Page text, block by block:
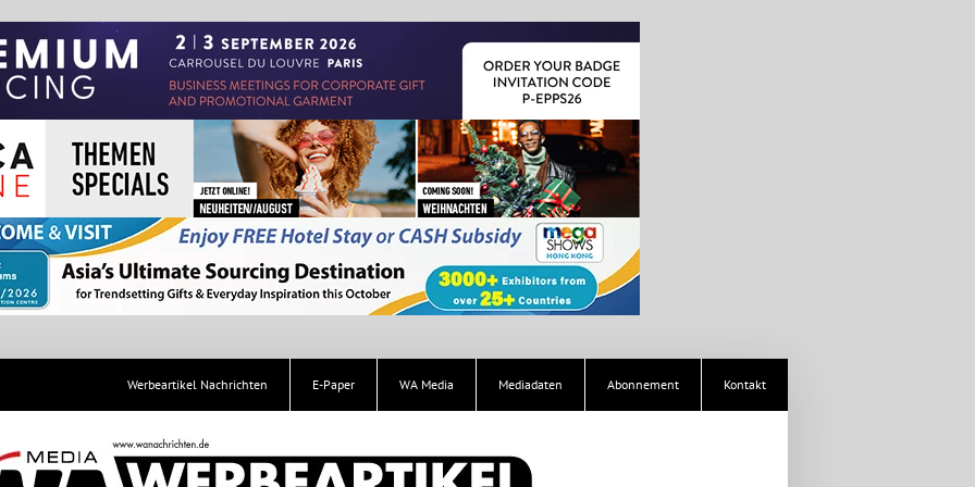
Werbeartikel Nachrichten E-Paper WA Media Mediadaten Abonnement Kontakt